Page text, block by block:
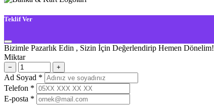
Teklif Ver
Bizimle Pazarlık Edin , Sizin İçin Değerlendirip Hemen Dönelim!
Miktar
− +
Ad Soyad *
Telefon *
E-posta *